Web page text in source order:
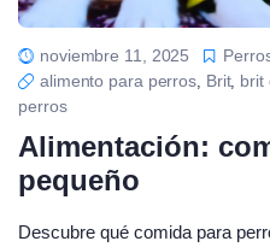
noviembre 11, 2025
alimento para perros Brit, brit
perros
Alimentación:
pequeño
Descubre qué comida para